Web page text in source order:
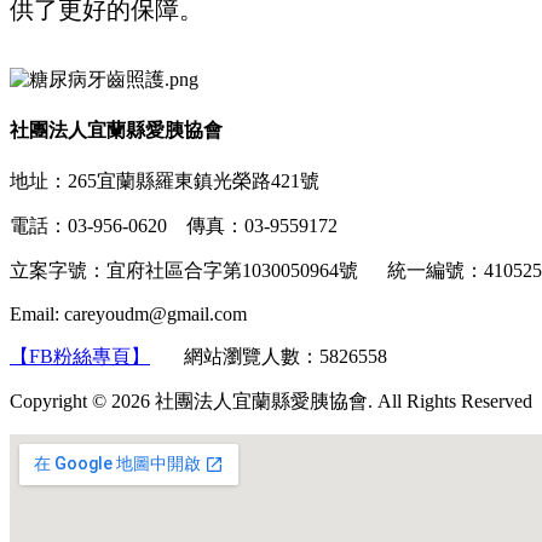
供了更好的保障。
社團法人宜蘭縣愛胰協會
地址：265宜蘭縣羅東鎮光榮路421號
電話：03-956-0620 傳真：03-9559172
立案字號：宜府社區合字第1030050964號 統一編號：
Email: careyoudm@gmail.com
【FB粉絲專頁】 網站瀏覽人數：5826558
Copyright © 2026 社團法人宜蘭縣愛胰協會. All Rights Reserved